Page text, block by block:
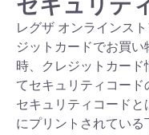
セキュリテ
レグザ オンラインス
ジットカードでお買
時、クレジットカー
てセキュリティコード
セキュリティコード
にプリントされている